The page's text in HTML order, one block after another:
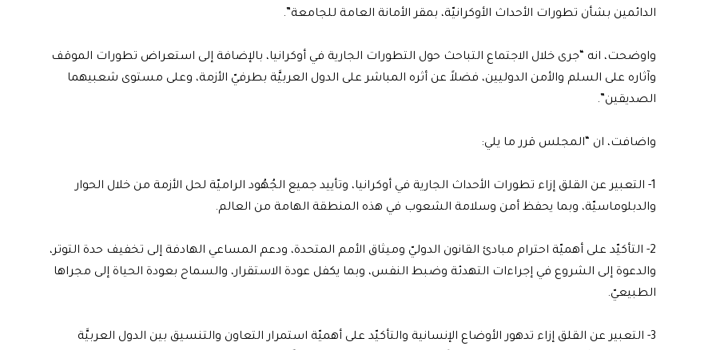
الدائمين بشأن تطورات الأحداث الأوكرانيّة، بمقر الأمانة العامة للجامعة”.
واوضحت، انه “جرى خلال الاجتماع التباحث حول التطورات الجارية في أوكرانيا، بالإضافة إلى استعراض تطورات الموقف
وآثاره على السلم والأمن الدوليين، فضلاً عن أثره المباشر على الدول العربيَّة بطرفيّ الأزمة، وعلى مستوى شعبيهما
الصديقين”.
واضافت، ان “المجلس قرر ما يلي:
1- التعبير عن القلق إزاء تطورات الأحداث الجارية في أوكرانيا، وتأييد جميع الجُهُود الراميّة لحل الأزمة من خلال الحوار
والدبلوماسيّة، وبما يحفظ أمن وسلامة الشعوب في هذه المنطقة الهامة من العالم.
2- التأكيّد على أهميّة احترام مبادئ القانون الدوليّ وميثاق الأمم المتحدة، ودعم المساعي الهادفة إلى تخفيف حدة التوتر،
والدعوة إلى الشروع في إجراءات التهدئة وضبط النفس، وبما يكفل عودة الاستقرار، والسماح بعودة الحياة إلى مجراها
الطبيعيّ.
3- التعبير عن القلق إزاء تدهور الأوضاع الإنسانية والتأكيّد على أهميّة استمرار التعاون والتنسيق بين الدول العربيَّة